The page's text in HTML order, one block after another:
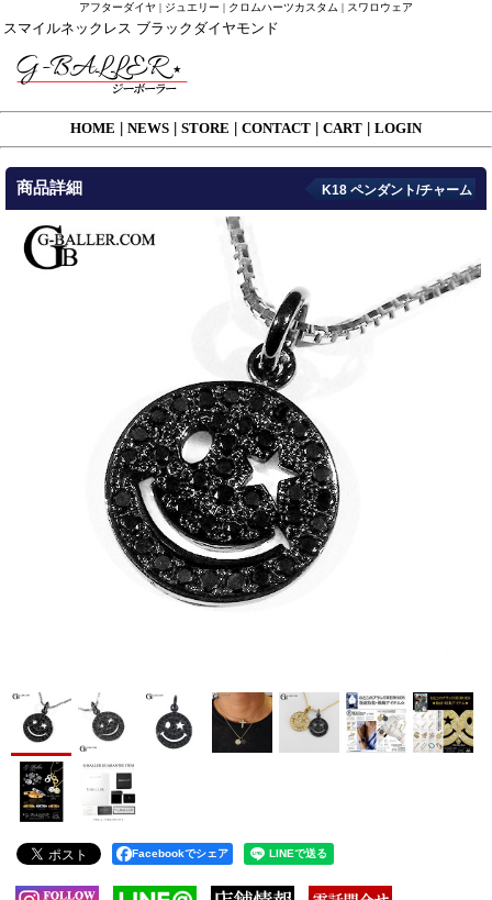
アフターダイヤ | ジュエリー | クロムハーツカスタム | スワロウェア
スマイルネックレス ブラックダイヤモンド
HOME NEWS STORE CONTACT CART LOGIN
商品詳細 K18 ペンダント/チャーム
Facebookでシェア